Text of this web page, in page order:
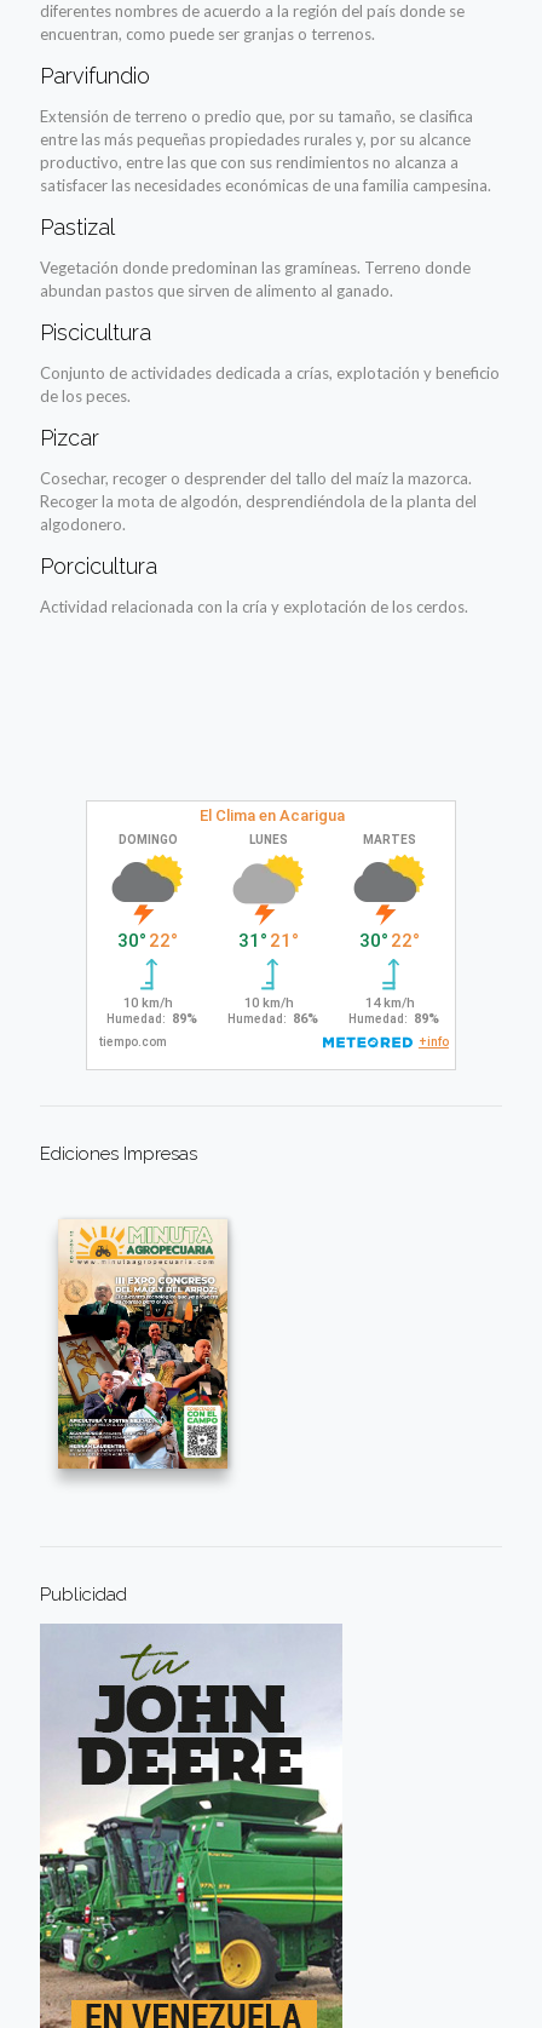
diferentes nombres de acuerdo a la región del país donde se
encuentran, como puede ser granjas o terrenos.
Parvifundio
Extensión de terreno o predio que, por su tamaño, se clasifica
entre las más pequeñas propiedades rurales y, por su alcance
productivo, entre las que con sus rendimientos no alcanza a
satisfacer las necesidades económicas de una familia campesina.
Pastizal
Vegetación donde predominan las gramíneas. Terreno donde
abundan pastos que sirven de alimento al ganado.
Piscicultura
Conjunto de actividades dedicada a crías, explotación y beneficio
de los peces.
Pizcar
Cosechar, recoger o desprender del tallo del maíz la mazorca.
Recoger la mota de algodón, desprendiéndola de la planta del
algodonero.
Porcicultura
Actividad relacionada con la cría y explotación de los cerdos.
Ediciones Impresas
Publicidad